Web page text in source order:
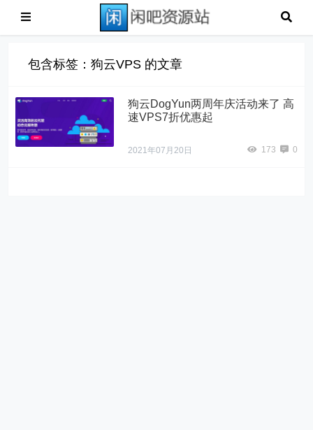
包含标签：狗云VPS 的文章
狗云DogYun两周年庆活动来了 高
速VPS7折优惠起
2021年07月20日 173 0